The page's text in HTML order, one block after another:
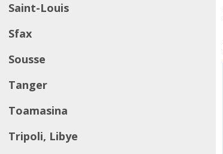
Saint-Louis
Sfax
Sousse
Tanger
Toamasina
Tripoli, Libye